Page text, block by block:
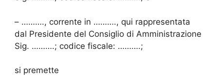
– ………., corrente in ………., qui rappresentata
dal Presidente del Consiglio di Amministrazione
Sig. ……….; codice fiscale: ……….;
si premette